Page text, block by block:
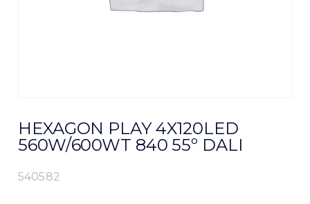
HEXAGON PLAY 4X120LED
560W/600WT 840 55º DALI
540582